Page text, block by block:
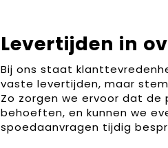
Levertijden in
Bij ons staat
vaste levertijden, maar
Zo zorgen we ervoor dat de
behoeften, en kunnen we
spoedaanvragen tijdig